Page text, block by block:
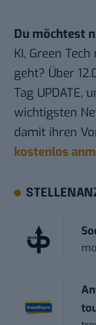
Du möchtest
KI, Green
geht? Über
Tag UPDATE,
wichtigsten
damit ihren
kostenlos